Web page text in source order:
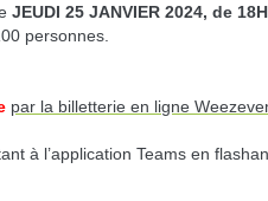
JEUDI 25 JANVIER 2024, de
personnes.
par la billetterie en ligne
à l’application Teams en